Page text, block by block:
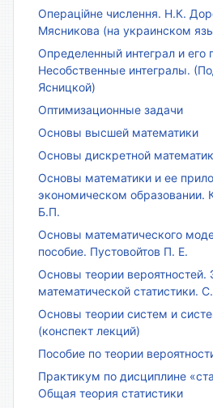
Операційне числення. Н.К.
Мясникова (на украинском
Определенный интеграл и его
Несобственные интегралы.
Ясницкой)
Оптимизационные задачи
Основы высшей математики
Основы дискретной
Основы математики и ее
экономическом
Б.П.
Основы математического
пособие. Пустовойтов П. Е.
Основы теории вероятностей.
математической статистики.
Основы теории систем и
(конспект лекций)
Пособие по теории
Практикум по дисциплине
Общая теория статистики